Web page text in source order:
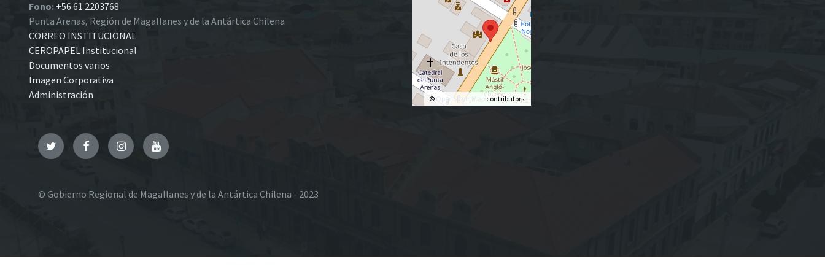
Fono: +56 61 2203768
Punta Arenas, Región de Magallanes y de la Antártica Chilena
CORREO INSTITUCIONAL
CEROPAPEL Institucional
Documentos varios
Imagen Corporativa
Administración
© OpenStreetMapcontributors.
TwitterFacebookInstagramYouTube
© Gobierno Regional de Magallanes y de la Antártica Chilena - 2023